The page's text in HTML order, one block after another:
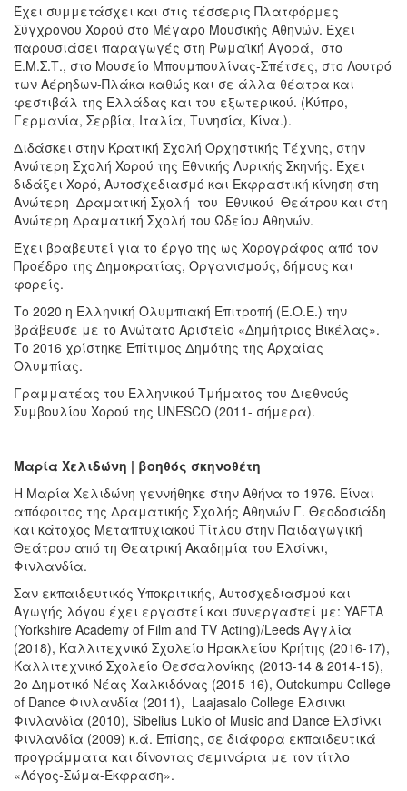
Έχει συμμετάσχει και στις τέσσερις Πλατφόρμες
Σύγχρονου Χορού στο Μέγαρο Μουσικής Αθηνών. Έχει
παρουσιάσει παραγωγές στη Ρωμαϊκή Αγορά, στο
Ε.Μ.Σ.Τ., στο Μουσείο Μπουμπουλίνας-Σπέτσες, στο Λουτρό
των Αέρηδων-Πλάκα καθώς και σε άλλα θέατρα και
φεστιβάλ της Ελλάδας και του εξωτερικού. (Κύπρο,
Γερμανία, Σερβία, Ιταλία, Τυνησία, Κίνα.).
Διδάσκει στην Κρατική Σχολή Ορχηστικής Τέχνης, στην
Ανώτερη Σχολή Χορού της Εθνικής Λυρικής Σκηνής. Έχει
διδάξει Χορό, Αυτοσχεδιασμό και Εκφραστική κίνηση στη
Ανώτερη Δραματική Σχολή του Εθνικού Θεάτρου και στη
Ανώτερη Δραματική Σχολή του Ωδείου Αθηνών.
Έχει βραβευτεί για το έργο της ως Χορογράφος από τον
Προέδρο της Δημοκρατίας, Οργανισμούς, δήμους και
φορείς.
Το 2020 η Ελληνική Ολυμπιακή Επιτροπή (Ε.Ο.Ε.) την
βράβευσε με το Ανώτατο Αριστείο «Δημήτριος Βικέλας».
Το 2016 χρίστηκε Επίτιμος Δημότης της Αρχαίας
Ολυμπίας.
Γραμματέας του Ελληνικού Τμήματος του Διεθνούς
Συμβουλίου Χορού της UNESCO (2011- σήμερα).
Μαρία Χελιδώνη | βοηθός σκηνοθέτη
Η Μαρία Χελιδώνη γεννήθηκε στην Αθήνα το 1976. Είναι
απόφοιτος της Δραματικής Σχολής Αθηνών Γ. Θεοδοσιάδη
και κάτοχος Μεταπτυχιακού Τίτλου στην Παιδαγωγική
Θεάτρου από τη Θεατρική Ακαδημία του Ελσίνκι,
Φινλανδία.
Σαν εκπαιδευτικός Υποκριτικής, Αυτοσχεδιασμού και
Αγωγής λόγου έχει εργαστεί και συνεργαστεί με: YAFTA
(Yorkshire Academy of Film and TV Acting)/Leeds Αγγλία
(2018), Καλλιτεχνικό Σχολείο Ηρακλείου Κρήτης (2016-17),
Καλλιτεχνικό Σχολείο Θεσσαλονίκης (2013-14 & 2014-15),
2ο Δημοτικό Νέας Χαλκιδόνας (2015-16), Outokumpu College
of Dance Φινλανδία (2011), Laajasalo College Ελσινκι
Φινλανδία (2010), Sibelius Lukio of Music and Dance Ελσίνκι
Φινλανδία (2009) κ.ά. Επίσης, σε διάφορα εκπαιδευτικά
προγράμματα και δίνοντας σεμινάρια με τον τίτλο
«Λόγος-Σώμα-Έκφραση».